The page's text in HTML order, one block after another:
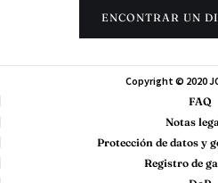
ENCONTRAR UN
Copyright © 2020
FAQ
Notas
Protección de datos y
Registro de